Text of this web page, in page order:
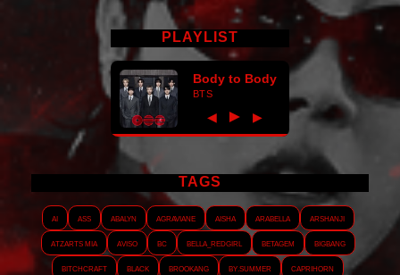
PLAYLIST
Body to Body
BTS
◀ ► ▶
TAGS
AI ASS Abalyn Agraviane Aisha Arabella
Arshanji
Atzarts Mia
Aviso BC Bella_RedGirl Betagem
Bigbang
Bitchcraft
Black Brookang By.summer Caprihorn